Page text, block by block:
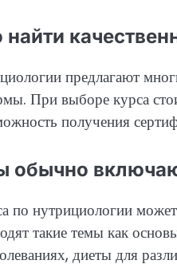
предлагают
При выборе курса
получения
обычно
по нутрициологии
такие темы как
диеты для